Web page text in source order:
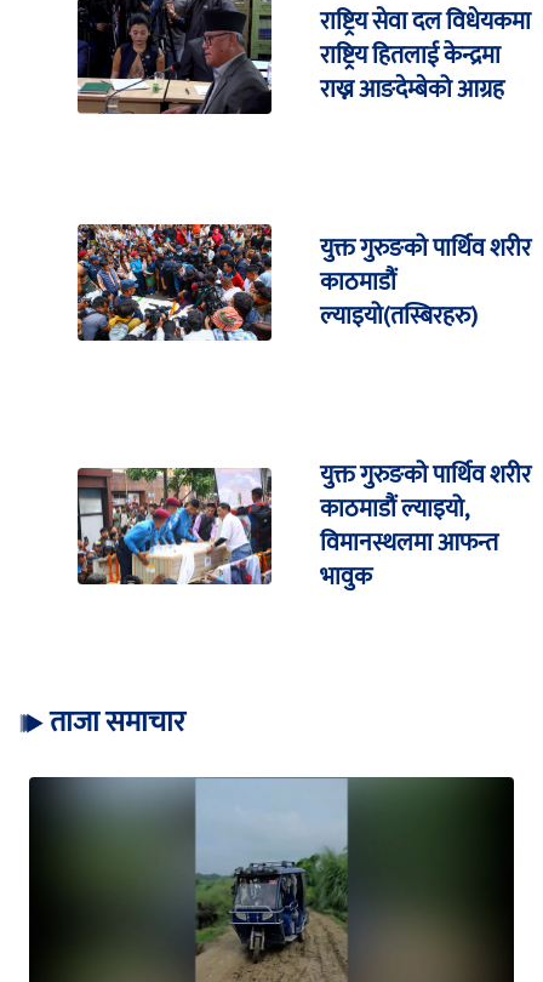
राष्ट्रिय सेवा दल विधेयकमा
राष्ट्रिय हितलाई केन्द्रमा
राख्न आङदेम्बेको आग्रह
युक्त गुरुङको पार्थिव शरीर
काठमाडौं
ल्याइयो(तस्बिरहरु)
युक्त गुरुङको पार्थिव शरीर
काठमाडौं ल्याइयो,
विमानस्थलमा आफन्त
भावुक
ताजा समाचार